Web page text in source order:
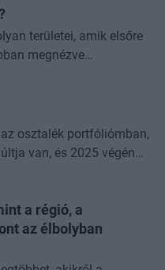
területei, amik elsőre
megnézve
Az
osztalék portfóliómban,
van, és 2025 végén
a régió, a
az élbolyban